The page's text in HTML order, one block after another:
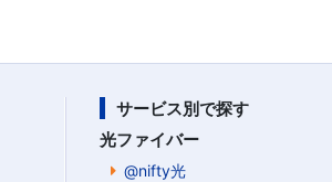
サービス別で探す
光ファイバー
@nifty光